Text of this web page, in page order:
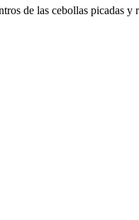
de las cebollas picadas y